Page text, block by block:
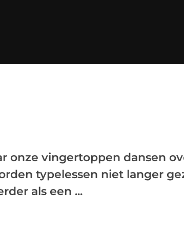
onze vingertoppen dansen
typelessen niet langer
als een ...